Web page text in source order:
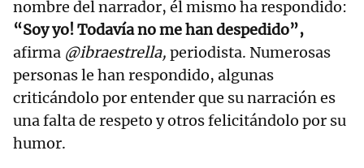
nombre del narrador, él mismo ha respondido:
“Soy yo! Todavía no me han despedido”,
afirma @ibraestrella, periodista. Numerosas
personas le han respondido, algunas
criticándolo por entender que su narración es
una falta de respeto y otros felicitándolo por su
humor.